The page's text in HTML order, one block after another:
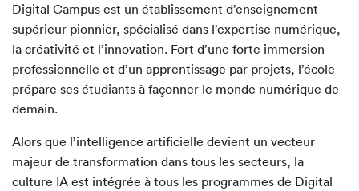
Digital Campus est un établissement d’enseignement
supérieur pionnier, spécialisé dans l’expertise numérique,
la créativité et l’innovation. Fort d’une forte immersion
professionnelle et d’un apprentissage par projets, l’école
prépare ses étudiants à façonner le monde numérique de
demain.
Alors que l’intelligence artificielle devient un vecteur
majeur de transformation dans tous les secteurs, la
culture IA est intégrée à tous les programmes de Digital